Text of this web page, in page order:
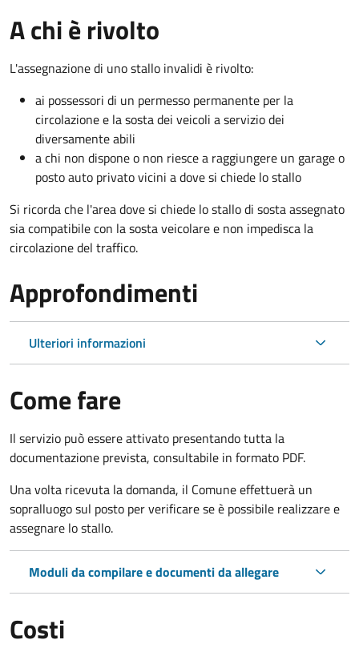
A chi è rivolto
L'assegnazione di uno stallo invalidi è rivolto:
ai possessori di un permesso permanente per la
circolazione e la sosta dei veicoli a servizio dei
diversamente abili
a chi non dispone o non riesce a raggiungere un garage o
posto auto privato vicini a dove si chiede lo stallo
Si ricorda che l'area dove si chiede lo stallo di sosta assegnato
sia compatibile con la sosta veicolare e non impedisca la
circolazione del traffico.
Approfondimenti
Ulteriori informazioni
Come fare
Il servizio può essere attivato presentando tutta la
documentazione prevista, consultabile in formato PDF.
Una volta ricevuta la domanda, il Comune effettuerà un
sopralluogo sul posto per verificare se è possibile realizzare e
assegnare lo stallo.
Moduli da compilare e documenti da allegare
Costi